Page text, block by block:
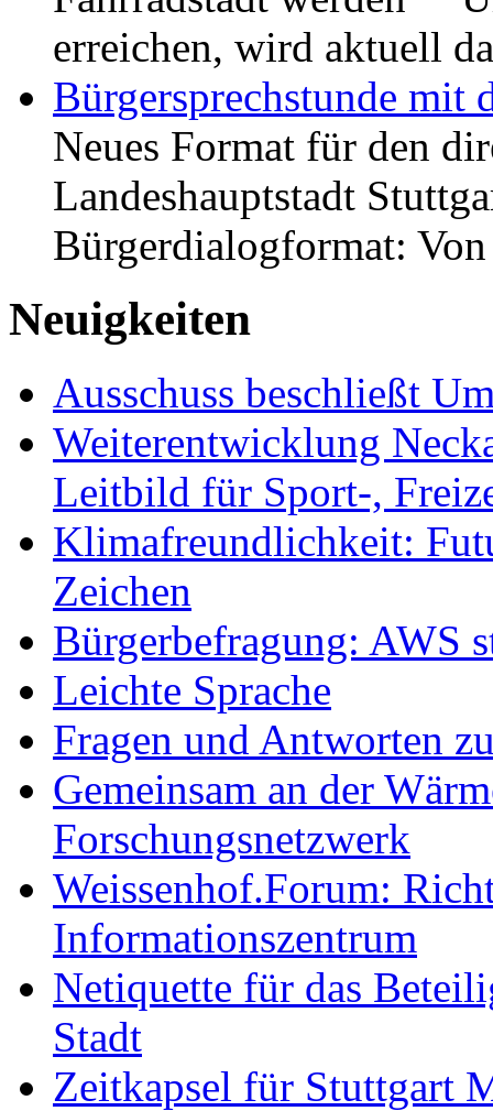
erreichen, wird aktuell
Bürgersprechstunde mit
Neues Format für den
Landeshauptstadt
Bürgerdialogformat:
Neuigkeiten
Ausschuss beschließt
Weiterentwicklung
Leitbild für Sport-,
Klimafreundlichkeit:
Zeichen
Bürgerbefragung: AWS
Leichte Sprache
Fragen und Antworten
Gemeinsam an der
Forschungsnetzwerk
Weissenhof.Forum:
Informationszentrum
Netiquette für das
Stadt
Zeitkapsel für Stuttgart